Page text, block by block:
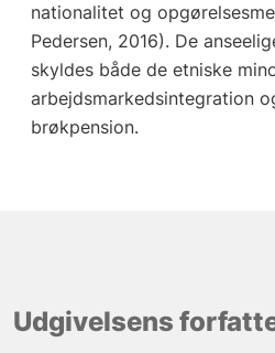
nationalitet og
Pedersen, 2016). De
skyldes både de etniske
arbejdsmarkedsintegration
brøkpension.
Udgivelsens